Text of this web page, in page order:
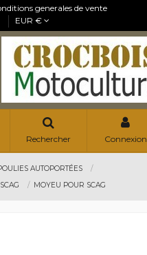
generales de vente
EUR €
Rechercher Connexion
AUTOPORTÉES
MOYEU POUR SCAG